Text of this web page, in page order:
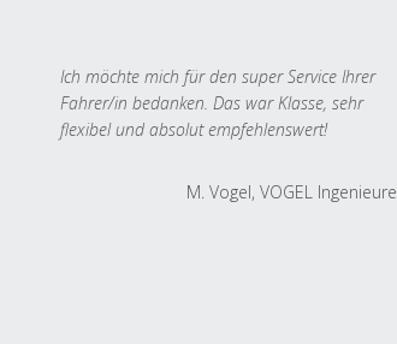
Ich möchte mich für den super Service Ihrer
Fahrer/in bedanken. Das war Klasse, sehr
flexibel und absolut empfehlenswert!
M. Vogel, VOGEL Ingenieure